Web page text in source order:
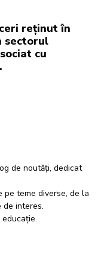
reținut în
sectorul
cu
de noutăți, dedicat
teme diverse, de la
de interes.